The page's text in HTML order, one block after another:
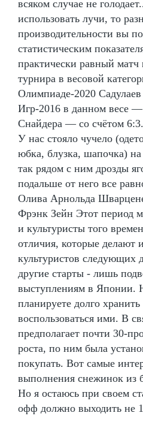
всяком случае не
использовать лучи, то
производительности вы
статистическим
практически равный
турнира в весовой
Олимпиаде-2020
Игр-2016 в данном весе
Снайдера — со счётом 6:3.
У нас стояло чучело
юбка, блузка, шапочка)
так рядом с ним дрозды
подальше от него все
Олива Арнольда
Фрэнк Зейн Этот период
и культуристы того
отличия, которые делают
культуристов следующих
другие старты - лишь
выступлениям в Японии.
планируете долго
воспользоваться ими. В
предполагает почти 30-
роста, по ним была
покупать. Вот самые
выполнения снежинок из
Но я остаюсь при своем
офф должно выходить не